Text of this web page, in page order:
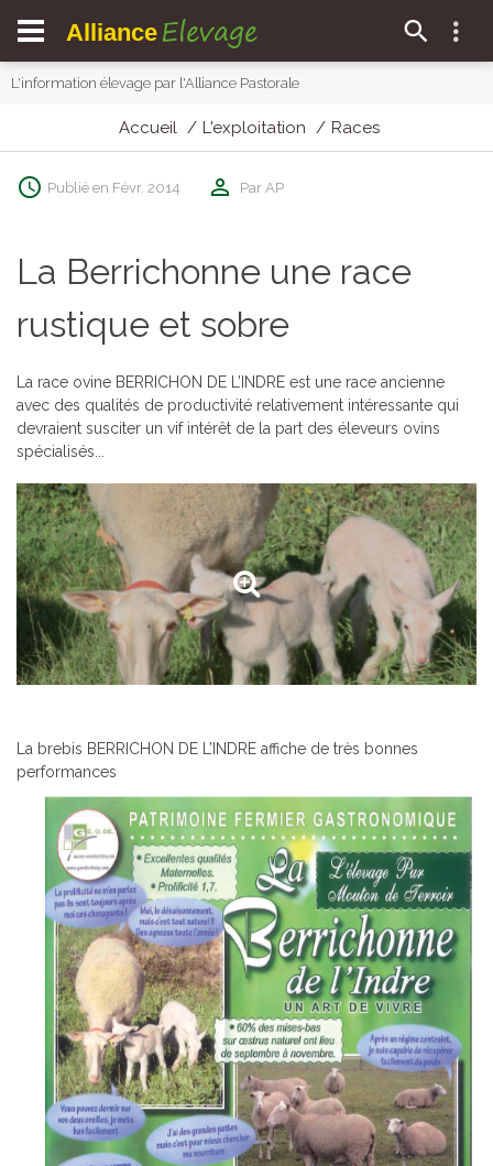
Alliance Elevage
L'information élevage par l'Alliance Pastorale
Accueil L'exploitation Races
Publié en Févr. 2014 Par AP
La Berrichonne une race
rustique et sobre
La race ovine BERRICHON DE L’INDRE est une race ancienne
avec des qualités de productivité relativement intéressante qui
devraient susciter un vif intérêt de la part des éleveurs ovins
spécialisés...
La brebis BERRICHON DE L’INDRE affiche de très bonnes
performances